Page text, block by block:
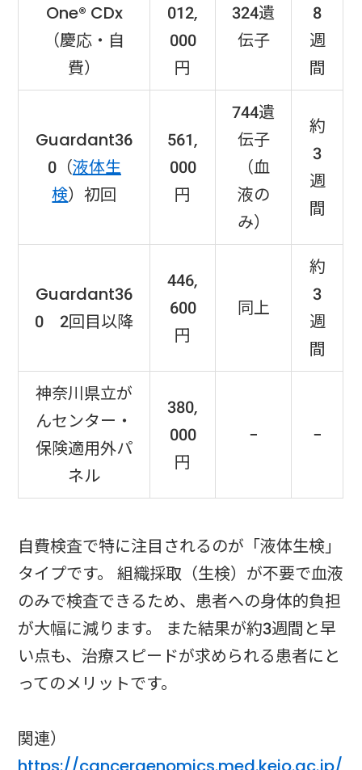
One® CDx
（慶応・自
費）
012,
000
円
324遺
伝子
8
週
間
Guardant36
0（液体生
検）初回
561,
000
円
744遺
伝子
（血
液の
み）
約
3
週
間
Guardant36
0 2回目以降
446,
600
円
同上
約
3
週
間
神奈川県立が
んセンター・
保険適用外パ
ネル
380,
000
円
− −
自費検査で特に注目されるのが「液体生検」
タイプです。 組織採取（生検）が不要で血液
のみで検査できるため、患者への身体的負担
が大幅に減ります。 また結果が約3週間と早
い点も、治療スピードが求められる患者にと
ってのメリットです。
関連）